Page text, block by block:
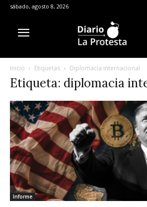
sábado, agosto 8, 2026
Inicio Etiquetas Diplomacia internacional
Etiqueta: diplomacia
Informe